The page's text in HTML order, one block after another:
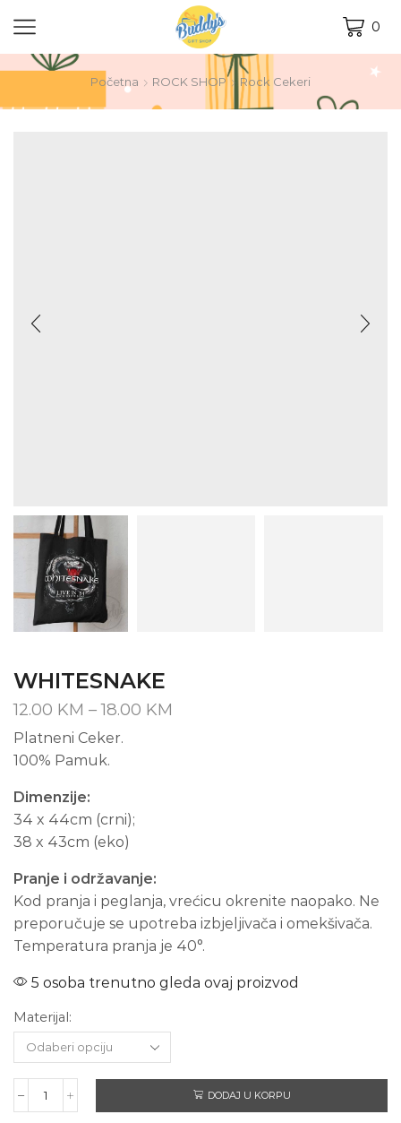
0
Početna ROCK SHOP Rock Cekeri
WHITESNAKE
12.00 KM – 18.00 KM
Platneni Ceker.
100% Pamuk.
Dimenzije:
34 x 44cm (crni);
38 x 43cm (eko)
Pranje i održavanje:
Kod pranja i peglanja, vrećicu okrenite naopako. Ne
preporučuje se upotreba izbjeljivača i omekšivača.
Temperatura pranja je 40°.
5 osoba trenutno gleda ovaj proizvod
Materijal:
WHITESNAKE
DODAJ U KORPU